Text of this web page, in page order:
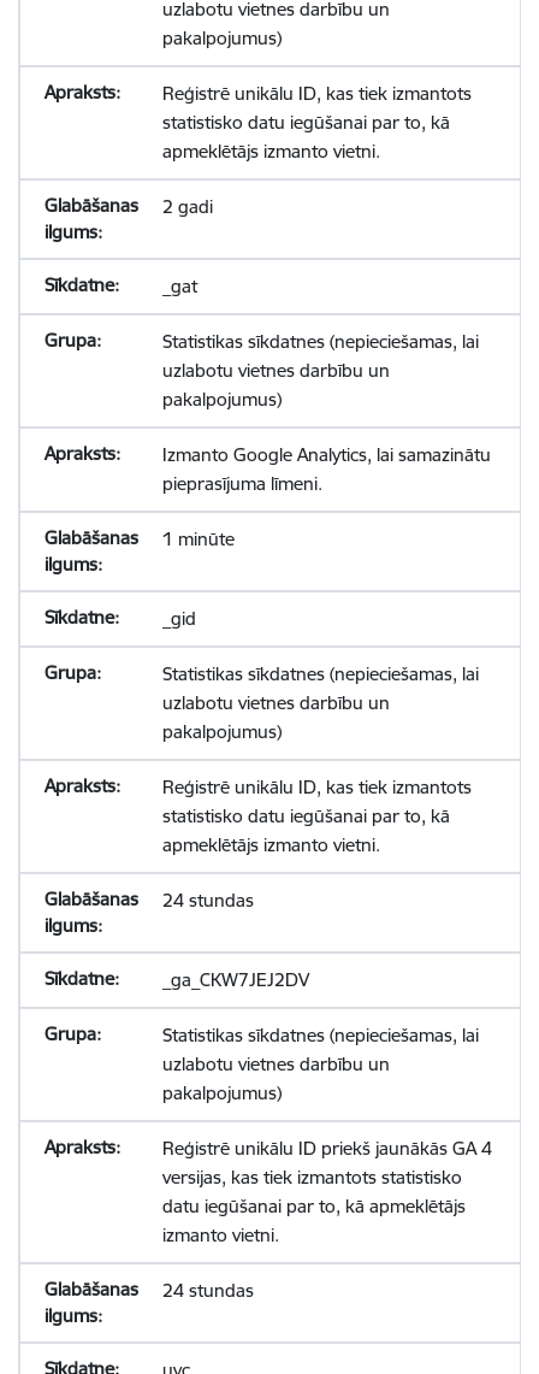
uzlabotu vietnes darbību un
pakalpojumus)
Reģistrē unikālu ID, kas tiek izmantots
statistisko datu iegūšanai par to, kā
apmeklētājs izmanto vietni.
2 gadi
_gat
Statistikas sīkdatnes (nepieciešamas, lai
uzlabotu vietnes darbību un
pakalpojumus)
Izmanto Google Analytics, lai samazinātu
pieprasījuma līmeni.
1 minūte
_gid
Statistikas sīkdatnes (nepieciešamas, lai
uzlabotu vietnes darbību un
pakalpojumus)
Reģistrē unikālu ID, kas tiek izmantots
statistisko datu iegūšanai par to, kā
apmeklētājs izmanto vietni.
24 stundas
_ga_CKW7JEJ2DV
Statistikas sīkdatnes (nepieciešamas, lai
uzlabotu vietnes darbību un
pakalpojumus)
Reģistrē unikālu ID priekš jaunākās GA 4
versijas, kas tiek izmantots statistisko
datu iegūšanai par to, kā apmeklētājs
izmanto vietni.
24 stundas